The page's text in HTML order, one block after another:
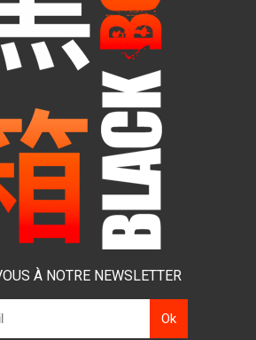
À NOTRE NEWSLETTER